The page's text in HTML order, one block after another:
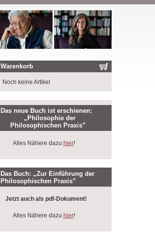
Warenkorb
Noch keine Artikel
Das neue Buch ist erschienen:
„Philosophie der
Philosophischen Praxis”
Alles Nähere dazu hier!
Das Buch: „Zur Einführung der
Philosophischen Praxis”
Jetzt auch als pdf-Dokument!
Alles Nähere dazu hier!